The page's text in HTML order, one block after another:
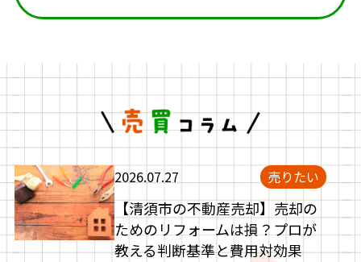
2026.07.27 売りたい
【清須市の不動産売却】売却の
ためのリフォームは損？プロが
教える判断基準と費用対効果